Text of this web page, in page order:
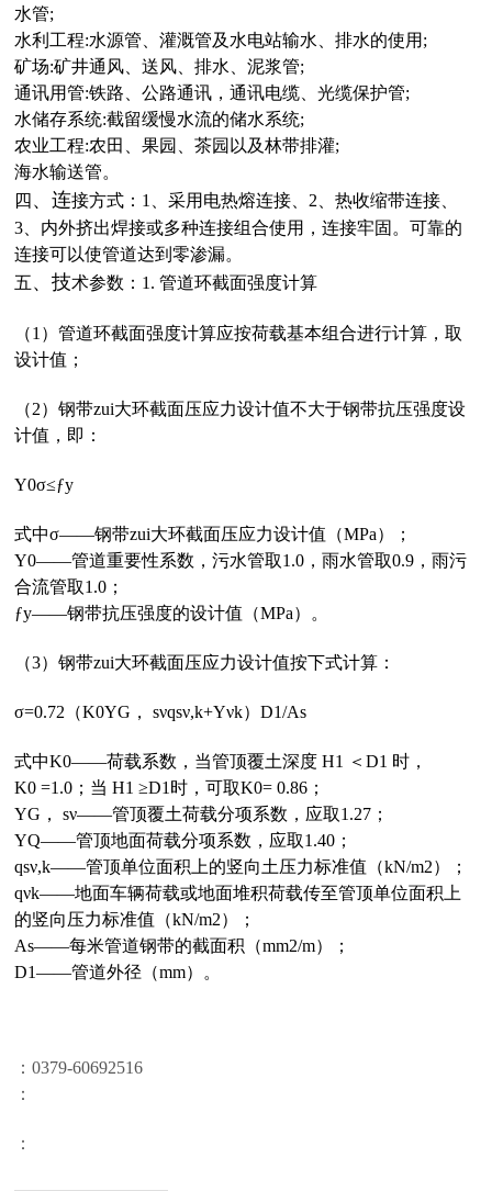
水管;
水利工程:水源管、灌溉管及水电站输水、排水的使用;
矿场:矿井通风、送风、排水、泥浆管;
通讯用管:铁路、公路通讯，通讯电缆、光缆保护管;
水储存系统:截留缓慢水流的储水系统;
农业工程:农田、果园、茶园以及林带排灌;
海水输送管。
四 、连接方式：1、采用电热熔连接、 2、热收缩带连接、
3、 内外挤出焊接或多种连接组合使用，连接牢固。可靠的
连接可以使管道达到零渗漏。
五、技术参数：1. 管道环截面强度计算
（1）管道环截面强度计算应按荷载基本组合进行计算，取
设计值；
（2）钢带zui大环截面压应力设计值不大于钢带抗压强度设
计值，即：
Υ0σ≤ƒy
式中σ——钢带zui大环截面压应力设计值（MPa）；
Υ0——管道重要性系数，污水管取1.0，雨水管取0.9，雨污
合流管取1.0；
ƒy——钢带抗压强度的设计值（MPa）。
（3）钢带zui大环截面压应力设计值按下式计算：
σ=0.72（K0ΥG， sνqsν,k+Υνk）D1/As
式中K0——荷载系数，当管顶覆土深度 H1 ＜D1 时，
K0 =1.0；当 H1 ≥D1时，可取K0= 0.86；
ΥG， sν——管顶覆土荷载分项系数，应取1.27；
ΥQ——管顶地面荷载分项系数，应取1.40；
qsν,k——管顶单位面积上的竖向土压力标准值（kN/m2）；
qνk——地面车辆荷载或地面堆积荷载传至管顶单位面积上
的竖向压力标准值（kN/m2）；
As——每米管道钢带的截面积（mm2/m）；
D1——管道外径（mm）。
：0379-60692516
：
：